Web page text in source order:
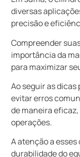
diversas
precisão e
Compreender
importância da
para maximizar
Ao seguir as
evitar erros
de maneira
operações.
A atenção a
durabilidade do